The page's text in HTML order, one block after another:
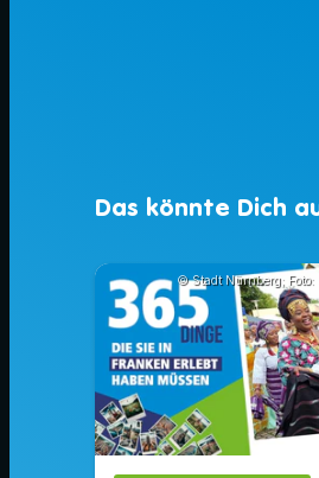
Das könnte Dich
© Stadt Nürnberg; Foto: